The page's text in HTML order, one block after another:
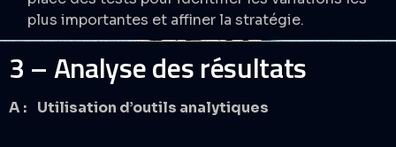
plus importantes et affiner la stratégie.​
3 – Analyse des résultats
A : Utilisation d’outils analytiques